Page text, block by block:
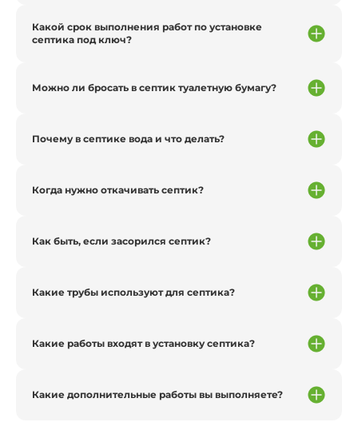
Какой срок выполнения работ по установке
септика под ключ?
Можно ли бросать в септик туалетную бумагу?
Почему в септике вода и что делать?
Когда нужно откачивать септик?
Как быть, если засорился септик?
Какие трубы используют для септика?
Какие работы входят в установку септика?
Какие дополнительные работы вы выполняете?